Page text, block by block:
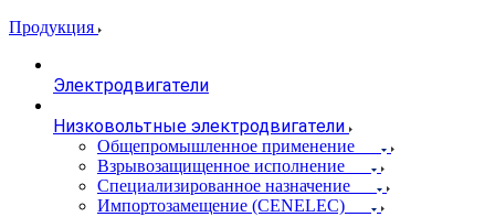
Продукция
Электродвигатели
Низковольтные электродвигатели
Общепромышленное применение
Взрывозащищенное исполнение
Специализированное назначение
Импортозамещение (CENELEC)